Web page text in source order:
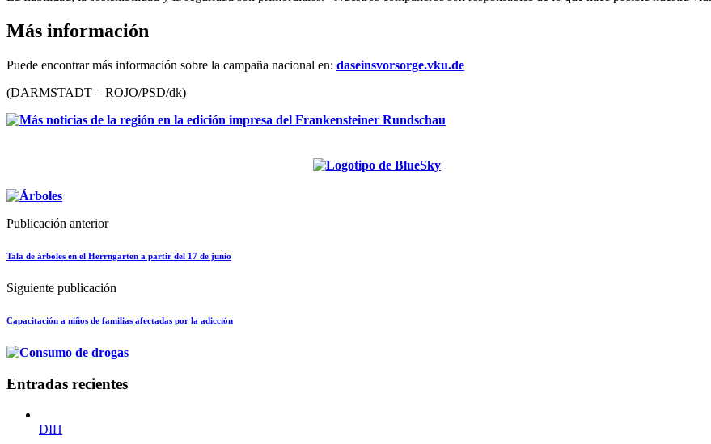
Más información
Puede encontrar más información sobre la campaña nacional en: daseinsvorsorge.vku.de
(DARMSTADT – ROJO/PSD/dk)
Publicación anterior
Tala de árboles en el Herrngarten a partir del 17 de junio
Siguiente publicación
Capacitación a niños de familias afectadas por la adicción
Entradas recientes
DIH